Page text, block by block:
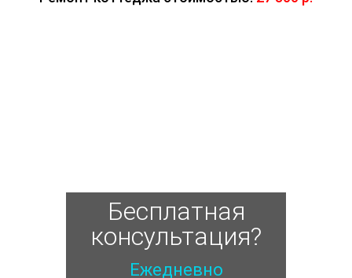
Бесплатная
консультация?
Ежедневно